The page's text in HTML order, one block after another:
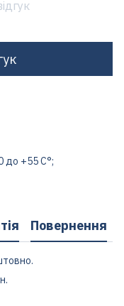
до +55 С°;
Повернення